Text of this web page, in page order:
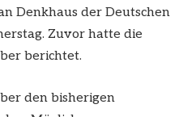
Denkhaus der Deutschen
Zuvor hatte die
berichtet.
den bisherigen